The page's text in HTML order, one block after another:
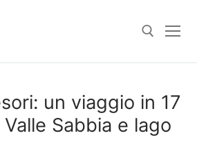
un viaggio in 17
Sabbia e lago